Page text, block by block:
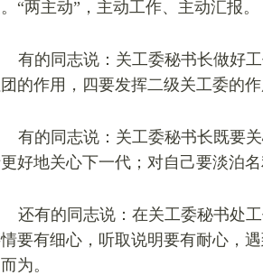
“两主动”，主动工作、主动汇报。
有的同志说：关工委秘书长做好
的作用，四要发挥二级关工委的
有的同志说：关工委秘书长既要
好地关心下一代；对自己要淡泊
还有的同志说：在关工委秘书处
要有细心，听取说明要有耐心，
为。